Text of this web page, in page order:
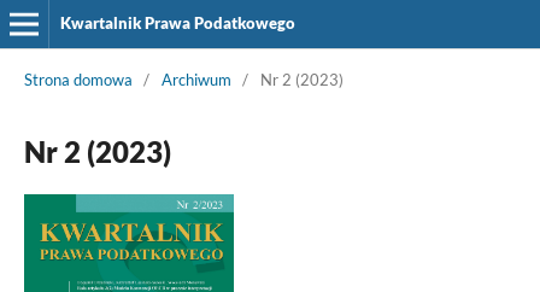
Kwartalnik Prawa Podatkowego
Strona domowa / Archiwum / Nr 2 (2023)
Nr 2 (2023)